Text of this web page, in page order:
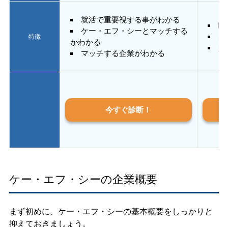
特徴
就活で重要視する事がわかる
ケー・エフ・シーとマッチする
かわかる
マッチする企業がわかる
質
今すぐ診断！
ケー・エフ・シーの企業概要
まず初めに、ケー・エフ・シーの基本概要をしっかりと
抑えておきましょう。